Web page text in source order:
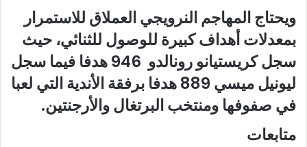
ويحتاج المهاجم النرويجي العملاق للاستمرار
بمعدلات أهداف كبيرة للوصول للثنائي، حيث
سجل كريستيانو رونالدو 946 هدفا فيما سجل
ليونيل ميسي 889 هدفا برفقة الأندية التي لعبا
في صفوفها ومنتخب البرتغال والأرجنتين.
متابعات